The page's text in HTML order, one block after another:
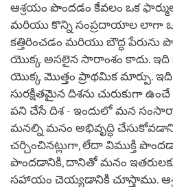
ఆశ్రయం పొందడం కేవలం ఒక
మరియు కొన్ని సంప్రదాయాల లాగా ఒక
కత్తిరించడం మరియు బౌద్ధ పేరును
యొక్క అసలైన సారాంశం కాదు. ఇది
యొక్క మొత్తం ప్రాథమిక మార్పు.
సురక్షితమైన దిశను చురుకుగా
పని చేసే దిశ - ఇందులో మన
మనల్ని మనం అభివృద్ధి
చర్చించినట్లుగా, లేదా విముక్తి
పొందడానికి, దానితో మనం
సహాయం చెయ్యడానికి చూస్తాము.